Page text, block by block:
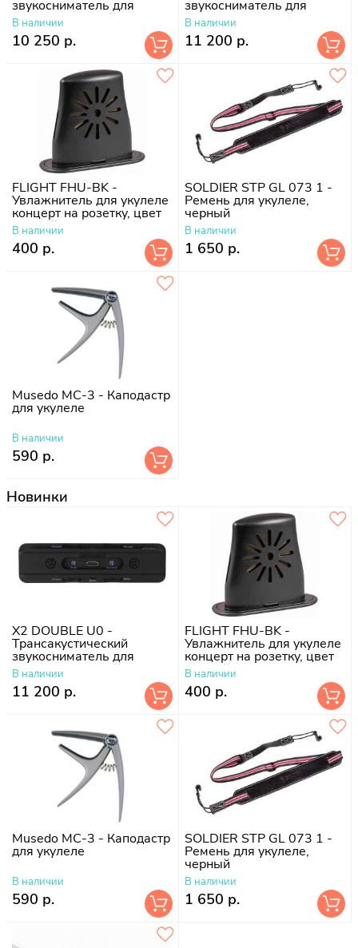
звукосниматель для
укулеле, врезной
В наличии
10 250 р.
звукосниматель для
укулеле, съемный
В наличии
11 200 р.
FLIGHT FHU-BK -
Увлажнитель для укулеле
концерт на розетку, цвет
черный
В наличии
400 р.
SOLDIER STP GL 073 1 -
Ремень для укулеле,
черный
В наличии
1 650 р.
Musedo MC-3 - Каподастр
для укулеле
В наличии
590 р.
Новинки
X2 DOUBLE U0 -
Трансакустический
звукосниматель для
укулеле, съемный
В наличии
11 200 р.
FLIGHT FHU-BK -
Увлажнитель для укулеле
концерт на розетку, цвет
черный
В наличии
400 р.
Musedo MC-3 - Каподастр
для укулеле
В наличии
590 р.
SOLDIER STP GL 073 1 -
Ремень для укулеле,
черный
В наличии
1 650 р.